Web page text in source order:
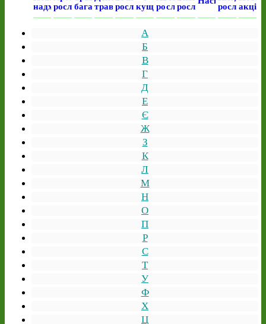
надходження
рослинибагаторічні
травирослини
кущірослинирослини
рослини
акція
А
Б
В
Г
Д
Е
Є
Ж
З
К
Л
М
Н
О
П
Р
С
Т
У
Ф
Х
Ц